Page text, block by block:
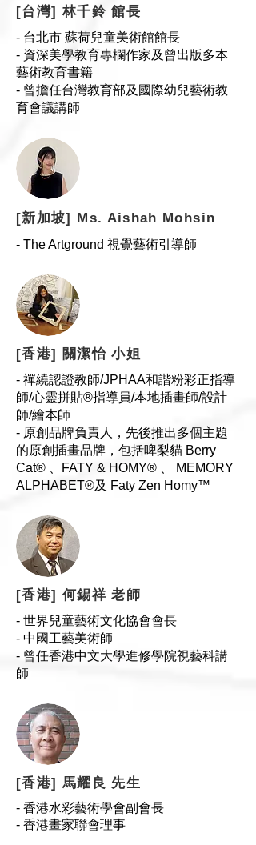
[台灣] 林千鈴 館長
- 台北市 蘇荷兒童美術館館長
- 資深美學教育專欄作家及曾出版多本
藝術教育書籍
- 曾擔任台灣教育部及國際幼兒藝術教
育會議講師
[新加坡] Ms. Aishah Mohsin
- The Artground 視覺藝術引導師
[香港] 關潔怡 小姐
- 禪繞認證教師/JPHAA和諧粉彩正指導
師/心靈拼貼®指導員/本地插畫師/設計
師/繪本師
- 原創品牌負責人，先後推出多個主題
的原創插畫品牌，包括啤梨貓 Berry
Cat® 、FATY & HOMY® 、 MEMORY
ALPHABET®及 Faty Zen Homy™
[香港] 何錫祥 老師
​- 世界兒童藝術文化協會會長
​- 中國工藝美術師
- 曾任香港中文大學進修學院視藝科講
師
[香港] 馬耀良 先生
​- 香港水彩藝術學會副會長
- 香港畫家聯會理事